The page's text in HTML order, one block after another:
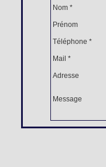
Nom *
Prénom
Téléphone *
Mail *
Adresse
Message